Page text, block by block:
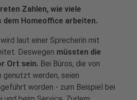
Zahlen, wie viele
Homeoffice arbeiten.
laut einer Sprecherin mit
Deswegen müssten die
Ort sein. Bei Büros, die von
genutzt werden, seien
worden - zum Beispiel bei